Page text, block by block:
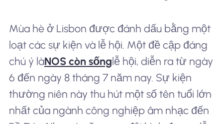
Mùa hè ở Lisbon được đánh dấu bằng một
loạt các sự kiện và lễ hội. Một đề cập đáng
chú ý làNOS còn sống lễ hội, diễn ra từ ngày
6 đến ngày 8 tháng 7 năm nay. Sự kiện
thường niên này thu hút một số tên tuổi lớn
nhất của ngành công nghiệp âm nhạc đến